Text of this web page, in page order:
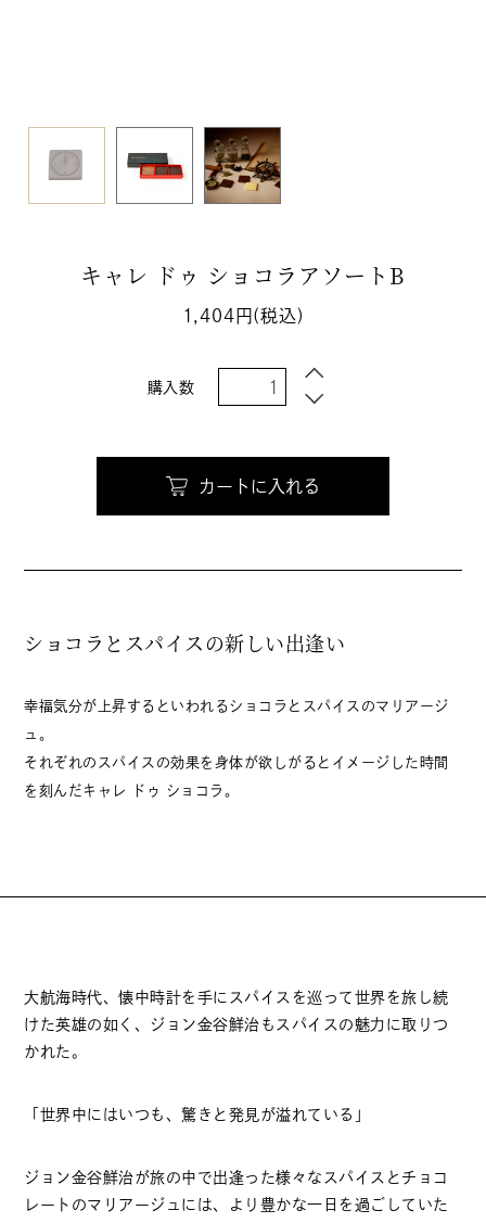
キャレ ドゥ ショコラアソートB
1,404円(税込)
購入数
カートに入れる
ショコラとスパイスの新しい出逢い
幸福気分が上昇するといわれるショコラとスパイスのマリアージ
ュ。
それぞれのスパイスの効果を身体が欲しがるとイメージした時間
を刻んだキャレ ドゥ ショコラ。
大航海時代、懐中時計を手にスパイスを巡って世界を旅し続
けた英雄の如く、ジョン金谷鮮治もスパイスの魅力に取りつ
かれた。
「世界中にはいつも、驚きと発見が溢れている」
ジョン金谷鮮治が旅の中で出逢った様々なスパイスとチョコ
レートのマリアージュには、より豊かな一日を過ごしていた